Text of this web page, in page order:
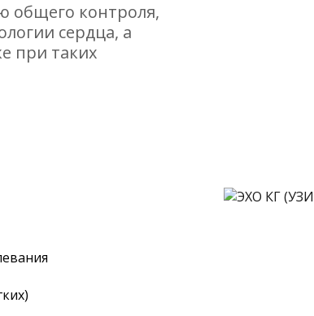
общего контроля,
сердца, а
при таких